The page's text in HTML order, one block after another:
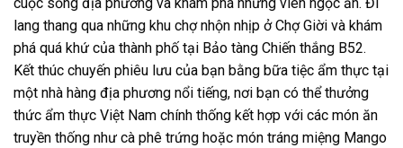
lang thang qua những khu chợ nhộn nhịp ở Chợ Giời và khám
phá quá khứ của thành phố tại Bảo tàng Chiến thắng B52.
Kết thúc chuyến phiêu lưu của bạn bằng bữa tiệc ẩm thực tại
một nhà hàng địa phương nổi tiếng, nơi bạn có thể thưởng
thức ẩm thực Việt Nam chính thống kết hợp với các món ăn
truyền thống như cà phê trứng hoặc món tráng miệng Mango